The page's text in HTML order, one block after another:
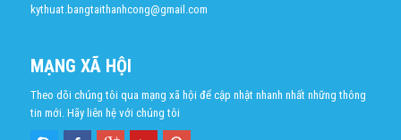
kythuat.bangtaithanhcong@gmail.com
MẠNG XÃ HỘI
Theo dõi chúng tôi qua mạng xã hội để cập nhật nhanh nhất những thông
tin mới. Hãy liên hệ với chúng tôi